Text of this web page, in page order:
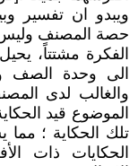
ويبدو ان تفسير
حصة المصنف وليس
الفكرة مشتتاً،
الى وحدة الصف
والغالب لدى
الموضوع قيد
تلك الحكاية ؛
الحكايات ذات